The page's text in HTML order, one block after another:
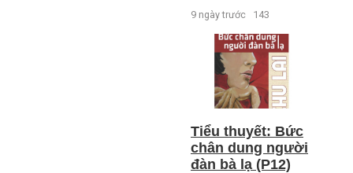
9 ngày trước 143
Tiểu thuyết: Bức
chân dung người
đàn bà lạ (P12)